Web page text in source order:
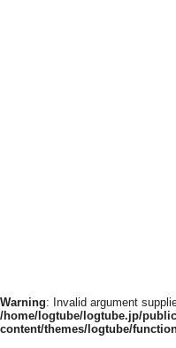
Warning: Invalid argument
/home/logtube/logtube.jp/
content/themes/logtube/